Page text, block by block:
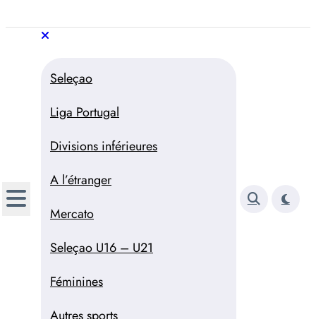
au
Trivela
L'actualité du football portugais
Seleçao
Liga Portugal
Divisions inférieures
A l’étranger
Mercato
Seleçao U16 – U21
Féminines